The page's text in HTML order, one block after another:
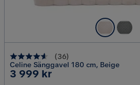
(36)
Celine Sänggavel 180 cm, Beige
Pris
3 999 kr